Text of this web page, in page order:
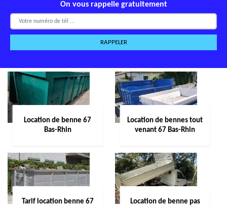
On vous rappelle gratuitement
Location de benne 67
Bas-Rhin
Location de bennes tout
venant 67 Bas-Rhin
Tarif location benne 67
Location de benne pas